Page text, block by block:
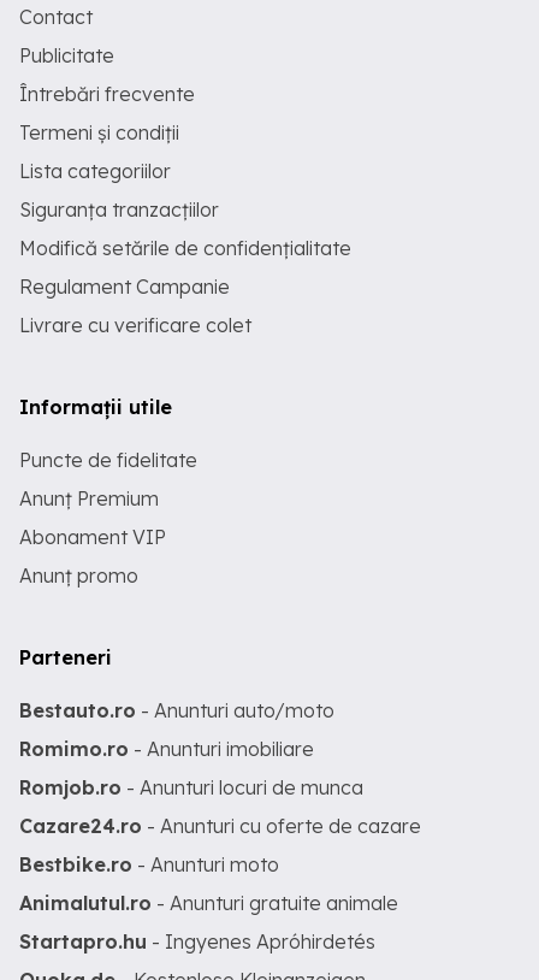
Contact
Publicitate
Întrebări frecvente
Termeni și condiții
Lista categoriilor
Siguranța tranzacțiilor
Modifică setările de confidențialitate
Regulament Campanie
Livrare cu verificare colet
Informații utile
Puncte de fidelitate
Anunț Premium
Abonament VIP
Anunț promo
Parteneri
Bestauto.ro - Anunturi auto/moto
Romimo.ro - Anunturi imobiliare
Romjob.ro - Anunturi locuri de munca
Cazare24.ro - Anunturi cu oferte de cazare
Bestbike.ro - Anunturi moto
Animalutul.ro - Anunturi gratuite animale
Startapro.hu - Ingyenes Apróhirdetés